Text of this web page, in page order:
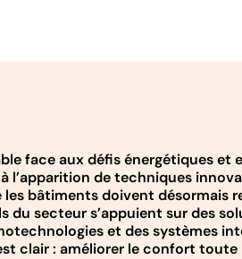
face aux défis énergétiques
de techniques
bâtiments doivent désormais
du secteur s’appuient sur des
et des systèmes
clair : améliorer le confort